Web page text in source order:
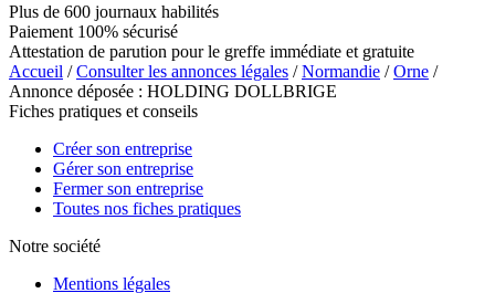
Plus de 600 journaux habilités
Paiement 100% sécurisé
Attestation de parution pour le greffe immédiate et gratuite
Accueil /Consulter les annonces légales /Normandie /Orne /
Annonce déposée : HOLDING DOLLBRIGE
Fiches pratiques et conseils
Créer son entreprise
Gérer son entreprise
Fermer son entreprise
Toutes nos fiches pratiques
Notre société
Mentions légales